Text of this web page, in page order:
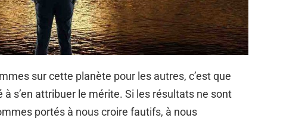
sur cette planète pour les autres, c’est que
à s’en attribuer le mérite. Si les résultats ne sont
portés à nous croire fautifs, à nous